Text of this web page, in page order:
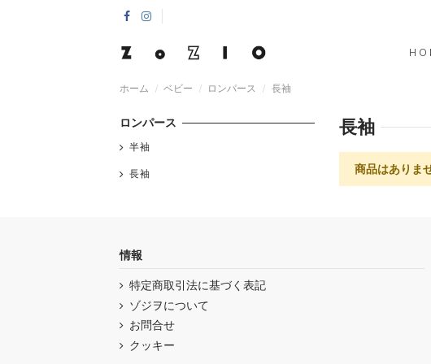
ホーム ベビー ロンパース 長袖
長袖
商品はありま
ロンパース
半袖
長袖
情報
特定商取引法に基づく表記
ゾジヲについて
お問合せ
クッキー